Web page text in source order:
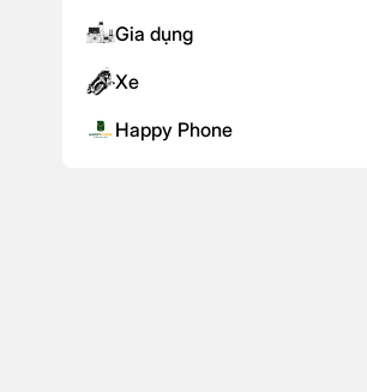
Gia dụng
Xe
Happy Phone